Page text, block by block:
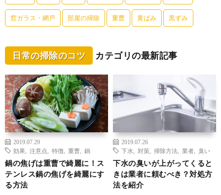
窓ガラス・網戸 部屋の掃除 重曹 黄ばみ 黒ずみ
日常の掃除のコツ カテゴリの最新記事
2019.07.29
効果
注意点 特徴 重曹 鍋
鍋の焦げは重曹で綺麗に！ス
テンレス鍋の焦げを綺麗にす
る方法
2019.07.26
下水
対策 掃除方法 業者 臭い
下水の臭いが上がってくると
きは業者に頼むべき？対処方
法を紹介